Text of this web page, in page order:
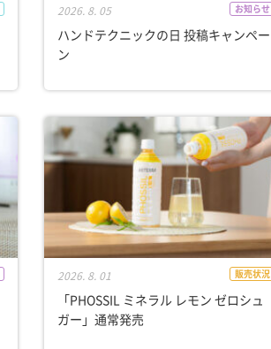
2026. 8. 05 お知らせ
ハンドテクニックの日 投稿キャンペー
ン
2026. 8. 01 販売状況
「PHOSSIL ミネラル レモン ゼロシュ
ガー」通常発売